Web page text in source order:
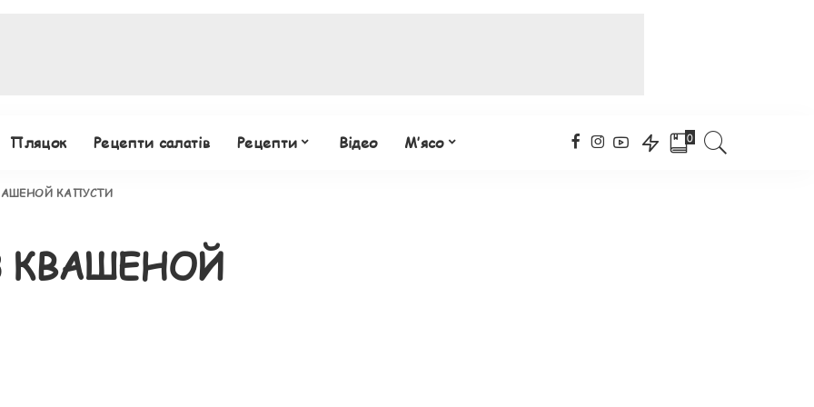
Пляцок Рецепти салатів Рецепти Відео М’ясо 0
КАПУСТИ
КВАШЕНОЙ